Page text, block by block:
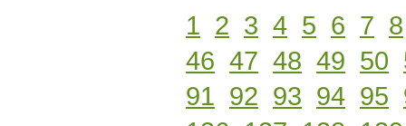
1 2 3 4 5 6 7 8
46 47 48 49 50
91 92 93 94 95